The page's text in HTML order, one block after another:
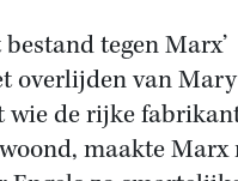
tegen Marx’
overlijden van Mary
wie de rijke
maakte Marx